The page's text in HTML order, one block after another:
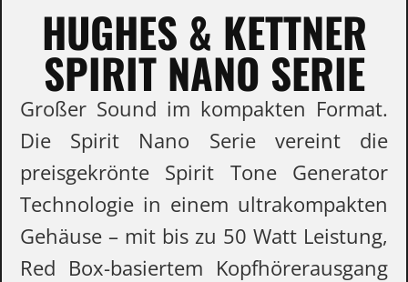
HUGHES & KETTNER
SPIRIT NANO SERIE
Großer Sound im kompakten Format.
Die Spirit Nano Serie vereint die
preisgekrönte Spirit Tone Generator
Technologie in einem ultrakompakten
Gehäuse – mit bis zu 50 Watt Leistung,
Red Box-basiertem Kopfhörerausgang